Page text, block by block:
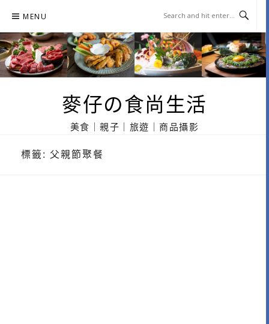
content
MENU
麥仔の食尚生活
美食｜親子｜旅遊｜商品攝影
標籤: 父親節聚餐